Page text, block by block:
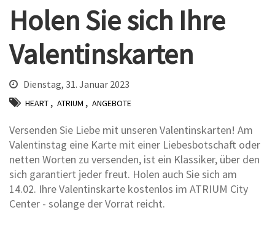
Holen Sie sich Ihre
Valentinskarten
Dienstag, 31. Januar 2023
HEART , ATRIUM , ANGEBOTE
Versenden Sie Liebe mit unseren Valentinskarten! Am
Valentinstag eine Karte mit einer Liebesbotschaft oder
netten Worten zu versenden, ist ein Klassiker, über den
sich garantiert jeder freut. Holen auch Sie sich am
14.02. Ihre Valentinskarte kostenlos im ATRIUM City
Center - solange der Vorrat reicht.